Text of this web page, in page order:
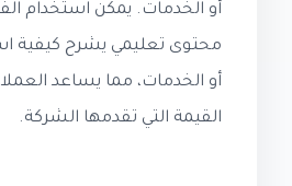
أو الخدمات. يمكن استخدام
محتوى تعليمي يشرح كيفية
أو الخدمات، مما يساعد
القيمة التي تقدمها الشركة.